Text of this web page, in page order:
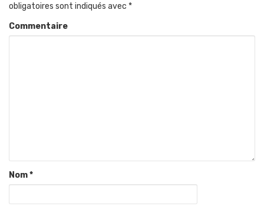
obligatoires sont indiqués avec *
Commentaire
Nom*